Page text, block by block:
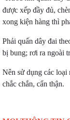
được xếp đầy đủ,
xong kiện hàng thì
Phải quấn dây đai
bị bung; rơi ra ngoài
Nên sử dụng các loại
chắc chắn, cẩn thận.